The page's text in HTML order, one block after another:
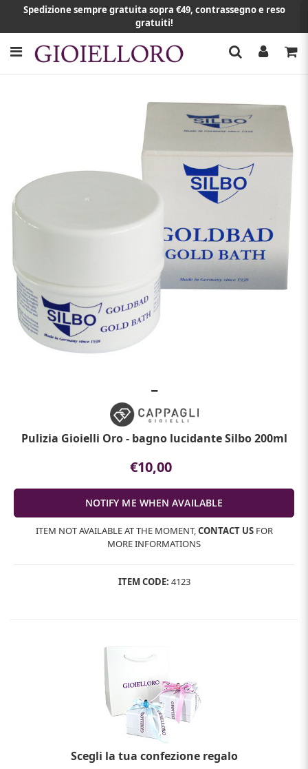
Spedizione sempre gratuita sopra €49, contrassegno e reso
gratuiti!
Pulizia Gioielli Oro - bagno lucidante Silbo 200ml
€10,00
ITEM NOT AVAILABLE AT THE MOMENT,CONTACT USFOR
MORE INFORMATIONS
ITEM CODE: 4123
Scegli la tua confezione regalo